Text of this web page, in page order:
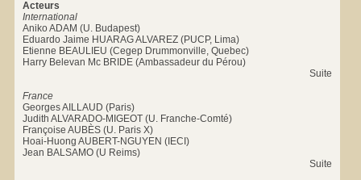
Acteurs
International
Aniko ADAM (U. Budapest)
Eduardo Jaime HUARAG ALVAREZ (PUCP, Lima)
Etienne BEAULIEU (Cegep Drummonville, Quebec)
Harry Belevan Mc BRIDE (Ambassadeur du Pérou)
Suite
France
Georges AILLAUD (Paris)
Judith ALVARADO-MIGEOT (U. Franche-Comté)
Françoise AUBÈS (U. Paris X)
Hoai-Huong AUBERT-NGUYEN (IECI)
Jean BALSAMO (U Reims)
Suite